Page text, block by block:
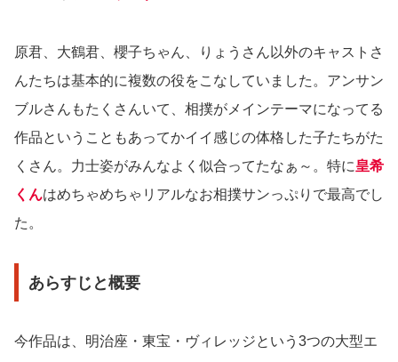
原君、大鶴君、櫻子ちゃん、りょうさん以外のキャストさ
んたちは基本的に複数の役をこなしていました。アンサン
ブルさんもたくさんいて、相撲がメインテーマになってる
作品ということもあってかイイ感じの体格した子たちがた
くさん。力士姿がみんなよく似合ってたなぁ～。特に皇希
くんはめちゃめちゃリアルなお相撲サンっぷりで最高でし
た。
あらすじと概要
今作品は、明治座・東宝・ヴィレッジという3つの大型エ